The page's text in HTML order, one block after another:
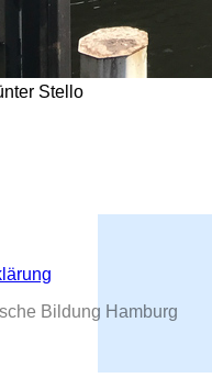
Stello
Bildung Hamburg